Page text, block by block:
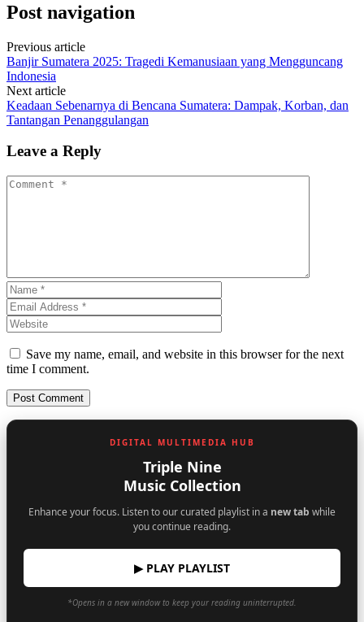
Post navigation
Previous article
Banjir Sumatera 2025: Tragedi Kemanusiaan yang Mengguncang
Indonesia
Next article
Keadaan Sebenarnya di Bencana Sumatera: Dampak, Korban, dan
Tantangan Penanggulangan
Leave a Reply
Save my name, email, and website in this browser for the next
time I comment.
DIGITAL MULTIMEDIA HUB
Triple Nine
Music Collection
Enhance your focus. Listen to our curated playlist in a new tab while
you continue reading.
▶ PLAY PLAYLIST
*Opens in a new window to keep your reading uninterrupted.